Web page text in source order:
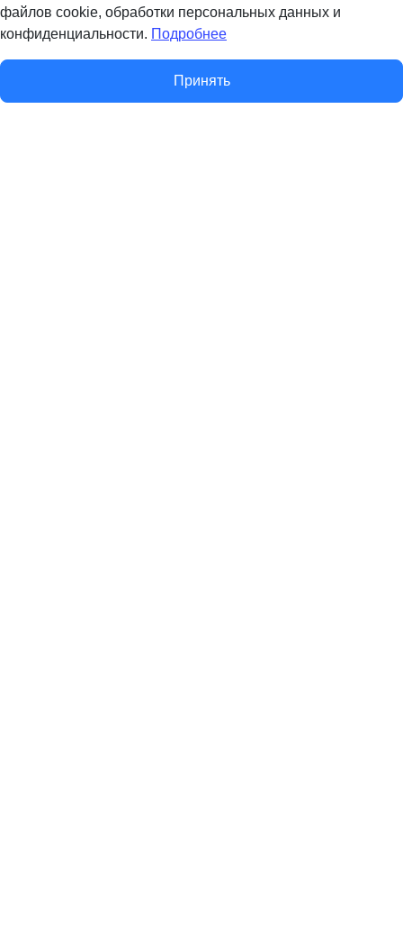
файлов cookie, обработки персональных данных и
конфиденциальности. Подробнее
Принять